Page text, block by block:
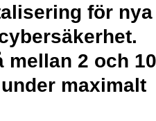
för nya
mellan 2 och 10
maximalt